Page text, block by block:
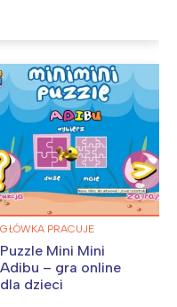
GŁÓWKA PRACUJE
Puzzle Mini Mini
Adibu – gra online
dla dzieci